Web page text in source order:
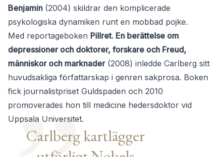
Benjamin (2004) skildrar den komplicerade
psykologiska dynamiken runt en mobbad pojke.
Med reportageboken Pillret. En berättelse om
depressioner och doktorer, forskare och Freud,
människor och marknader(2008) inledde Carlberg sitt
huvudsakliga författarskap i genren sakprosa. Boken
fick journalistpriset Guldspaden och 2010
promoverades hon till medicine hedersdoktor vid
Uppsala Universitet.
Carlberg kartlägger